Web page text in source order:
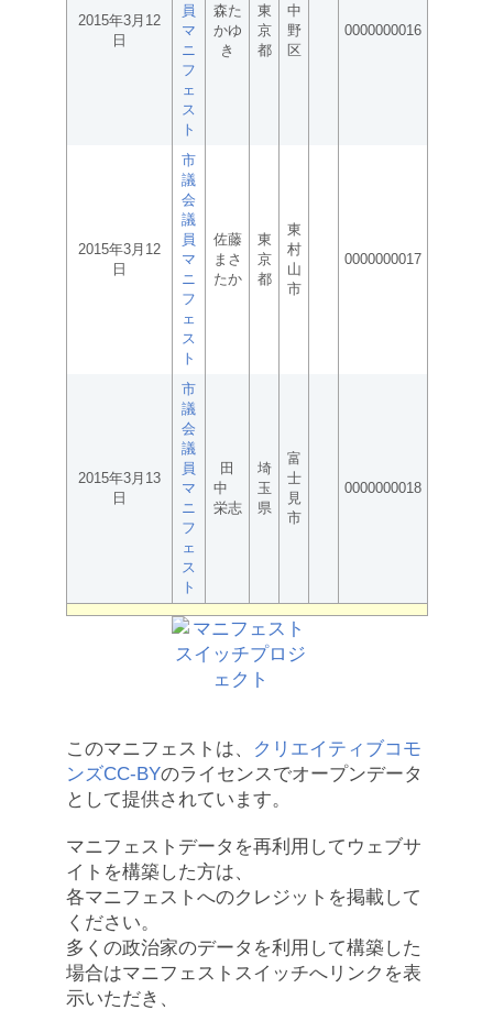
2015年3月12
日
員
マ
ニ
フ
ェ
ス
ト
森た
かゆ
き
東
京
都
中
野
区
0000000016
2015年3月12
日
市
議
会
議
員
マ
ニ
フ
ェ
ス
ト
佐藤
まさ
たか
東
京
都
東
村
山
市
0000000017
2015年3月13
日
市
議
会
議
員
マ
ニ
フ
ェ
ス
ト
田
中
栄志
埼
玉
県
富
士
見
市
0000000018
このマニフェストは、
クリエイティブコモ
ンズCC-BYのライセンスでオープンデータ
として提供されています。
マニフェストデータを再利用してウェブサ
イトを構築した方は、
各マニフェストへのクレジットを掲載して
ください。
多くの政治家のデータを利用して構築した
場合はマニフェストスイッチへリンクを表
示いただき、